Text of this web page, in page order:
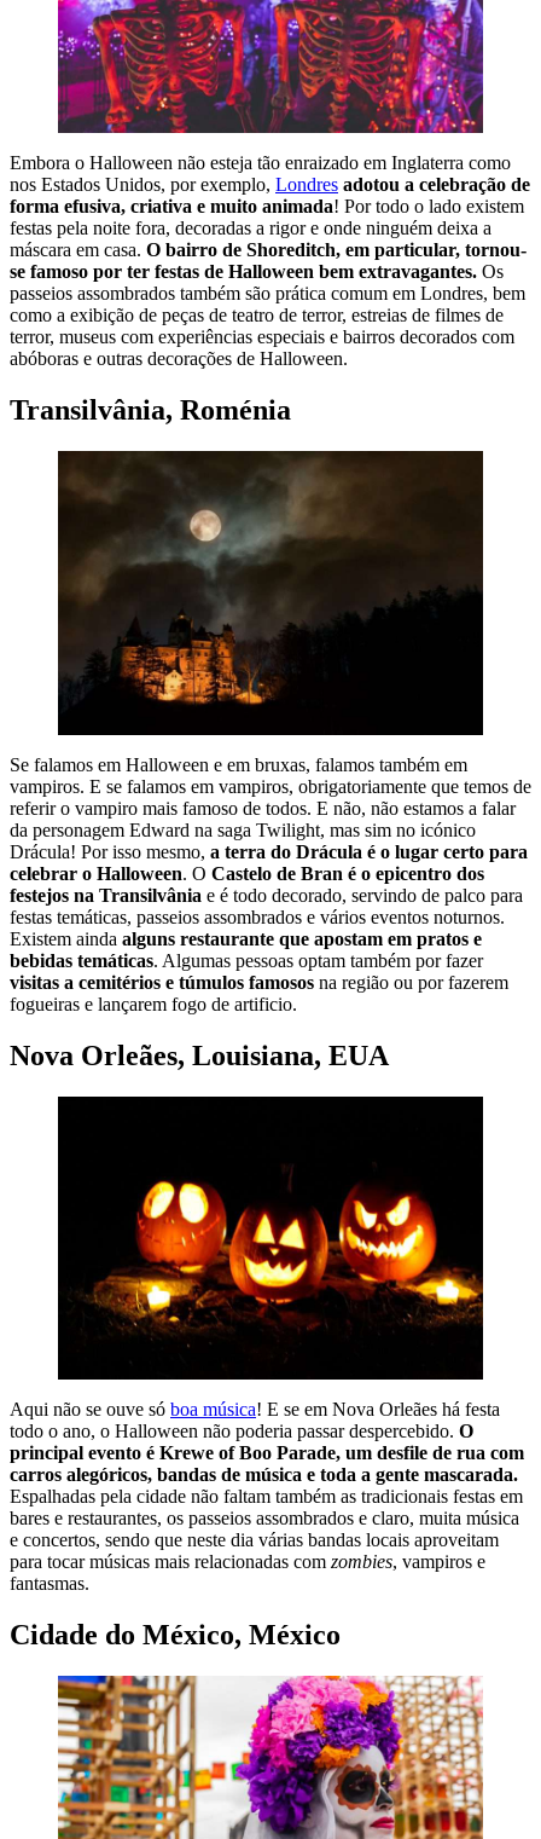
Embora o Halloween não esteja tão enraizado em Inglaterra como
nos Estados Unidos, por exemplo, Londres adotou a celebração de
forma efusiva, criativa e muito animada! Por todo o lado existem
festas pela noite fora, decoradas a rigor e onde ninguém deixa a
máscara em casa. O bairro de Shoreditch, em particular, tornou-
se famoso por ter festas de Halloween bem extravagantes. Os
passeios assombrados também são prática comum em Londres, bem
como a exibição de peças de teatro de terror, estreias de filmes de
terror, museus com experiências especiais e bairros decorados com
abóboras e outras decorações de Halloween.
Transilvânia, Roménia
Se falamos em Halloween e em bruxas, falamos também em
vampiros. E se falamos em vampiros, obrigatoriamente que temos de
referir o vampiro mais famoso de todos. E não, não estamos a falar
da personagem Edward na saga Twilight, mas sim no icónico
Drácula! Por isso mesmo, a terra do Drácula é o lugar certo para
celebrar o Halloween. O Castelo de Bran é o epicentro dos
festejos na Transilvânia e é todo decorado, servindo de palco para
festas temáticas, passeios assombrados e vários eventos noturnos.
Existem ainda alguns restaurante que apostam em pratos e
bebidas temáticas. Algumas pessoas optam também por fazer
visitas a cemitérios e túmulos famosos na região ou por fazerem
fogueiras e lançarem fogo de artificio.
Nova Orleães, Louisiana, EUA
Aqui não se ouve só boa música! E se em Nova Orleães há festa
todo o ano, o Halloween não poderia passar despercebido. O
principal evento é Krewe of Boo Parade, um desfile de rua com
carros alegóricos, bandas de música e toda a gente mascarada.
Espalhadas pela cidade não faltam também as tradicionais festas em
bares e restaurantes, os passeios assombrados e claro, muita música
e concertos, sendo que neste dia várias bandas locais aproveitam
para tocar músicas mais relacionadas com zombies, vampiros e
fantasmas.
Cidade do México, México